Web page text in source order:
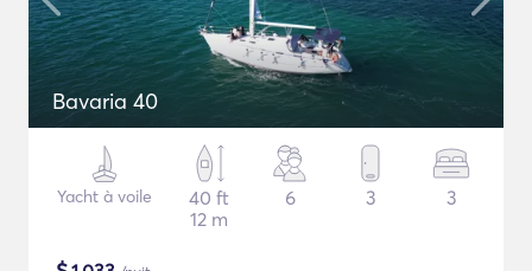
Bavaria 40
Yacht à voile
40 ft
12 m
6 3 3